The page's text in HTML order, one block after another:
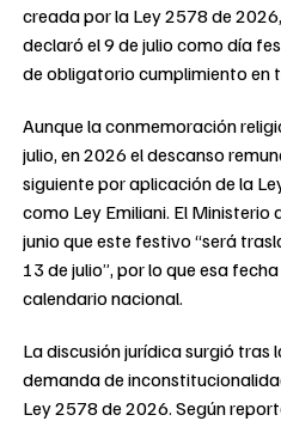
creada por la Ley 2578 de
declaró el 9 de julio como día
de obligatorio cumplimiento en
Aunque la conmemoración
julio, en 2026 el descanso
siguiente por aplicación de la
como Ley Emiliani. El Ministerio
junio que este festivo “será
13 de julio”, por lo que esa
calendario nacional.
La discusión jurídica surgió tras
demanda de
Ley 2578 de 2026. Según